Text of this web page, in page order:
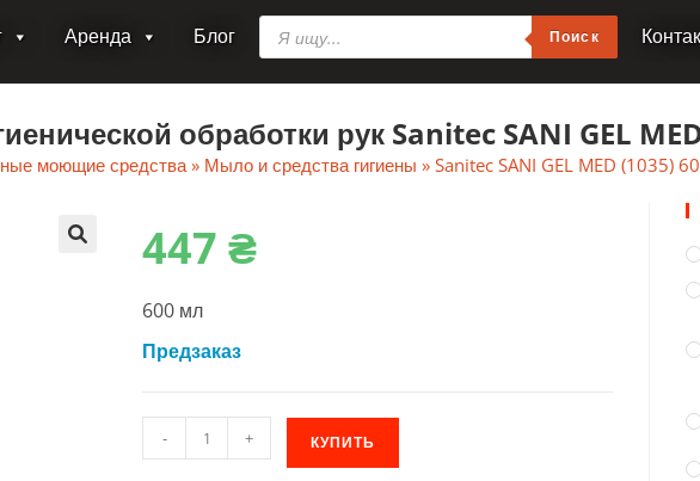
Аренда Блог
Поиск
товаров Поиск
обработки рук Sanitec SANI GEL
моющие средства» Мыло и средства гигиены » Sanitec SANI GEL MED (1035)
447₴
600 мл
Предзаказ
Количество
товара
- + КУПИТЬ